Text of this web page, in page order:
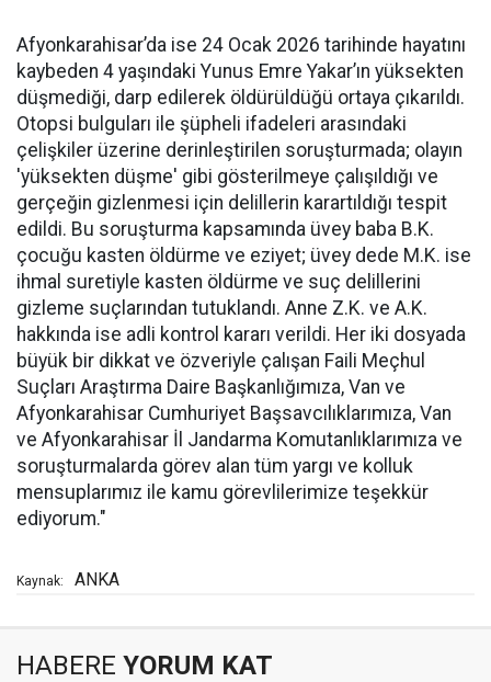
Afyonkarahisar’da ise 24 Ocak 2026 tarihinde hayatını
kaybeden 4 yaşındaki Yunus Emre Yakar’ın yüksekten
düşmediği, darp edilerek öldürüldüğü ortaya çıkarıldı.
Otopsi bulguları ile şüpheli ifadeleri arasındaki
çelişkiler üzerine derinleştirilen soruşturmada; olayın
'yüksekten düşme' gibi gösterilmeye çalışıldığı ve
gerçeğin gizlenmesi için delillerin karartıldığı tespit
edildi. Bu soruşturma kapsamında üvey baba B.K.
çocuğu kasten öldürme ve eziyet; üvey dede M.K. ise
ihmal suretiyle kasten öldürme ve suç delillerini
gizleme suçlarından tutuklandı. Anne Z.K. ve A.K.
hakkında ise adli kontrol kararı verildi. Her iki dosyada
büyük bir dikkat ve özveriyle çalışan Faili Meçhul
Suçları Araştırma Daire Başkanlığımıza, Van ve
Afyonkarahisar Cumhuriyet Başsavcılıklarımıza, Van
ve Afyonkarahisar İl Jandarma Komutanlıklarımıza ve
soruşturmalarda görev alan tüm yargı ve kolluk
mensuplarımız ile kamu görevlilerimize teşekkür
ediyorum."
Kaynak: ANKA
HABERE YORUM KAT